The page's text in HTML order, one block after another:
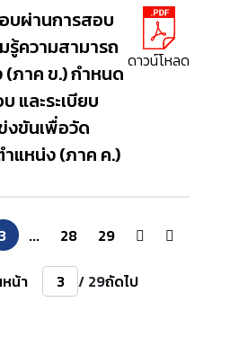
บผ่านการสอบ
รู้ความสามารถ
(ภาค ข.) กำหนด
และระเบียบ
งขันเพื่อวัด
แหน่ง (ภาค ค.)
ดาวน์โหลด
3 ... 28 29
น้า / 29ถัดไป